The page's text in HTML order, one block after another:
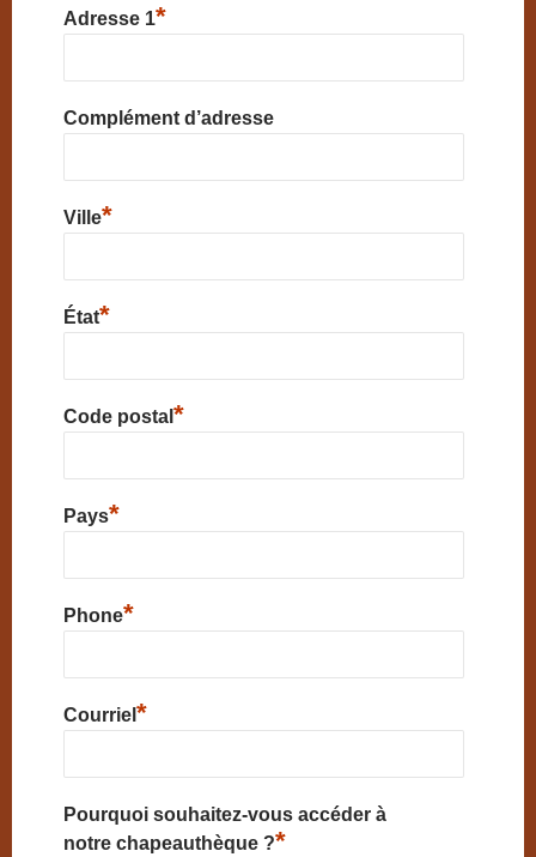
Adresse 1*
Complément d’adresse
Ville*
État*
Code postal *
Pays*
Phone*
Courriel *
Pourquoi souhaitez-vous accéder à
notre chapeauthèque ?*